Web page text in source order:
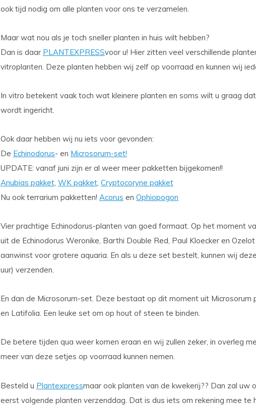
ook tijd nodig om alle planten voor ons te verzamelen.
Maar wat nou als je toch sneller planten in huis wilt hebben?
Dan is daar PLANTEXPRESSvoor u! Hier zitten veel verschillende
vitroplanten. Deze planten hebben wij zelf op voorraad en kunnen wij
In vitro betekent vaak toch wat kleinere planten en soms wilt u graag
wordt ingericht.
Ook daar hebben wij nu iets voor gevonden:
De Echinodorus- en Microsorum-set!
UPDATE: vanaf juni zijn er al weer meer pakketten bijgekomen!!
Anubias pakket, WK pakket, Cryptocoryne pakket
Nu ook terrarium pakketten! Acorus en Ophiopogon
Vier prachtige Echinodorus-planten van goed formaat. Op het moment
uit de Echinodorus Weronike, Barthi Double Red, Paul Kloecker en
aanwinst voor grotere aquaria. En als u deze set bestelt, kunnen wij
uur) verzenden.
En dan de Microsorum-set. Deze bestaat op dit moment uit Microsorum
en Latifolia. Een leuke set om op hout of steen te binden.
De betere tijden qua weer komen eraan en wij zullen zeker, in overleg
meer van deze setjes op voorraad kunnen nemen.
Besteld u Plantexpressmaar ook planten van de kwekerij?? Dan zal uw
eerst volgende planten verzenddag. Dat is dus iets om rekening mee te